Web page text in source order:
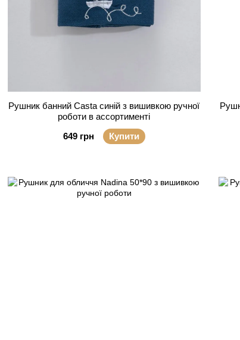
Рушник банний Сasta синій з вишивкою ручної
роботи в ассортименті
649 грн
Купити